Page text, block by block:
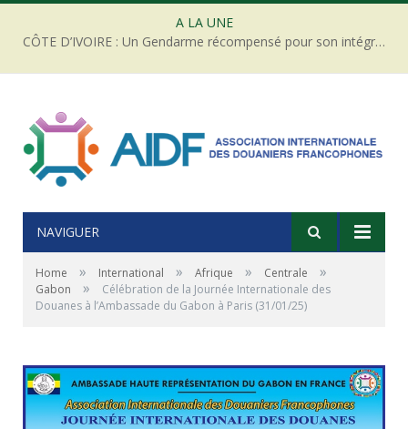
A LA UNE
3ᵉ Tournoi douanier international de football à 7 « SAÏD BELQOLA » – Sousse 2026 : Une nouvelle équipe rejoint le tournoi masculin !
NAVIGUER
Home » International » Afrique » Centrale »
Gabon »
Célébration de la Journée Internationale des
Douanes à l’Ambassade du Gabon à Paris (31/01/25)